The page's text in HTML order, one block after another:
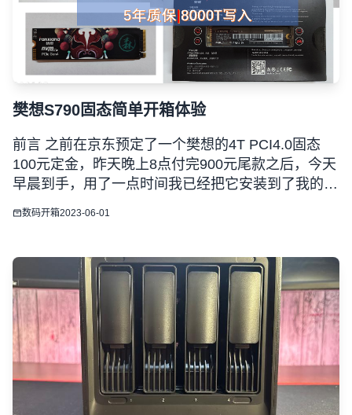
樊想S790固态简单开箱体验
前言 之前在京东预定了一个樊想的4T PCI4.0固态
100元定金，昨天晚上8点付完900元尾款之后，今天
早晨到手，用了一点时间我已经把它安装到了我的主
力机上，简单开个箱和测试一下性能。 京东购买截
数码开箱2023-06-01